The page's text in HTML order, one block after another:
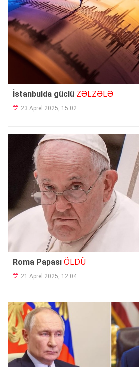
İstanbulda güclü ZƏLZƏLƏ
23 Aprel 2025, 15:02
Roma Papası ÖLDÜ
21 Aprel 2025, 12:04